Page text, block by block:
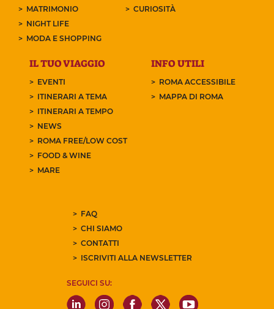
MATRIMONIO
NIGHT LIFE
MODA E SHOPPING
CURIOSITÀ
IL TUO VIAGGIO
EVENTI
ITINERARI A TEMA
ITINERARI A TEMPO
NEWS
ROMA FREE/LOW COST
FOOD & WINE
MARE
INFO UTILI
ROMA ACCESSIBILE
MAPPA DI ROMA
FAQ
CHI SIAMO
CONTATTI
ISCRIVITI ALLA NEWSLETTER
SEGUICI SU: